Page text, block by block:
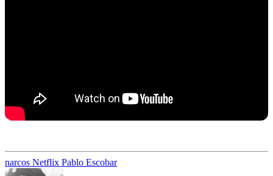
narcos Netflix Pablo Escobar